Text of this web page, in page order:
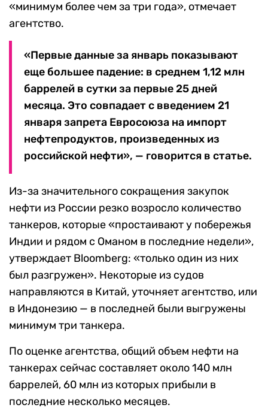
«минимум более чем за три года», отмечает
агентство.
«Первые данные за январь показывают
еще большее падение: в среднем 1,12 млн
баррелей в сутки за первые 25 дней
месяца. Это совпадает с введением 21
января запрета Евросоюза на импорт
нефтепродуктов, произведенных из
российской нефти», — говорится в статье.
Из-за значительного сокращения закупок
нефти из России резко возросло количество
танкеров, которые «простаивают у побережья
Индии и рядом с Оманом в последние недели»,
утверждает Bloomberg: «только один из них
был разгружен». Некоторые из судов
направляются в Китай, уточняет агентство, или
в Индонезию — в последней были выгружены
минимум три танкера.
По оценке агентства, общий объем нефти на
танкерах сейчас составляет около 140 млн
баррелей, 60 млн из которых прибыли в
последние несколько месяцев.